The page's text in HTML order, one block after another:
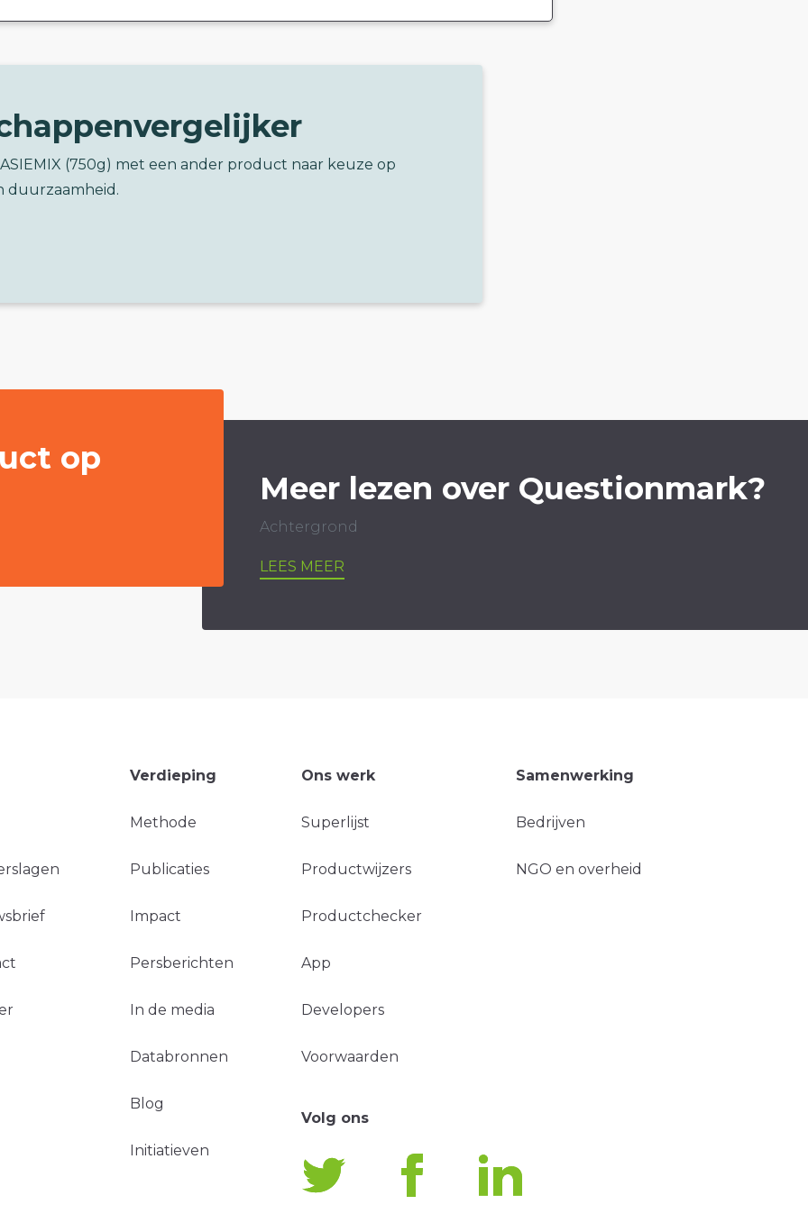
(750g) met een ander product naar keuze op
duurzaamheid.
op
Meer lezen over Questionmark?
Achtergrond
LEES MEER
Verdieping
Methode
Publicaties
Impact
Persberichten
In de media
Databronnen
Blog
Initiatieven
Ons werk
Superlijst
Productwijzers
Productchecker
App
Developers
Voorwaarden
Samenwerking
Bedrijven
NGO en overheid
Volg ons